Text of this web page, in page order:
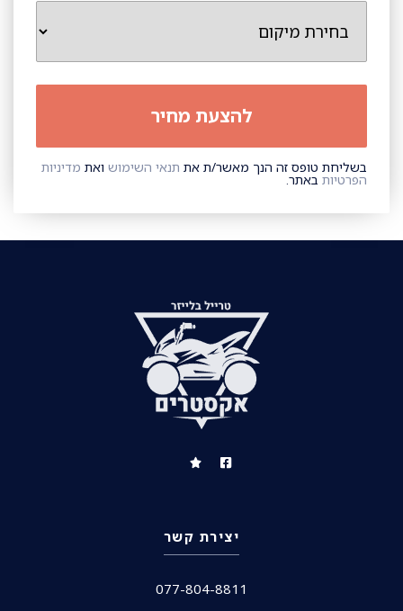
בשליחת טופס זה הנך מאשר/ת את תנאי השימוש ואת מדיניות
הפרטיות באתר.
יצירת קשר
077-804-8811